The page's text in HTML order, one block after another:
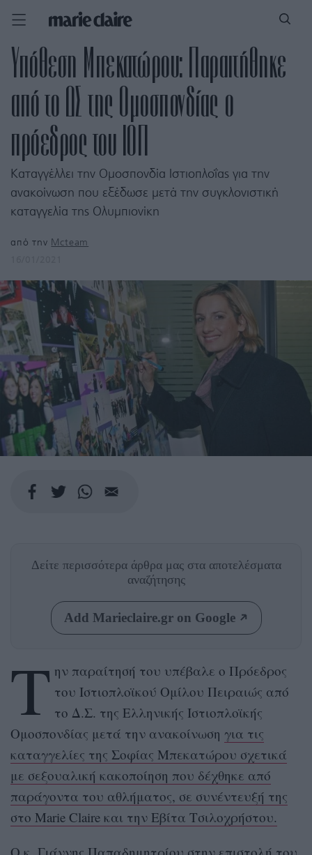
Υπόθεση Μπεκατώρου: Παραιτήθηκε
από το ΔΣ της Ομοσπονδίας ο
πρόεδρος του ΙΟΠ
Καταγγέλλει την Ομοσπονδία Ιστιοπλοΐας για την
ανακοίνωση που εξέδωσε μετά την συγκλονιστική
καταγγελία της Ολυμπιονίκη
από την Mcteam
Δείτε περισσότερα άρθρα μας στα αποτελέσματα
αναζήτησης
Add Marieclaire.gr on Google
Τ ην παραίτησή του υπέβαλε ο Πρόεδρος
του Ιστιοπλοϊκού Ομίλου Πειραιώς από
το Δ.Σ. της Ελληνικής Ιστιοπλοϊκής
Ομοσπονδίας μετά την ανακοίνωση για τις
καταγγελίες της Σοφίας Μπεκατώρου σχετικά
με σεξουαλική κακοποίηση που δέχθηκε από
παράγοντα του αθλήματος, σε συνέντευξή της
στο Marie Claire και την Εβίτα Τσιλοχρήστου.